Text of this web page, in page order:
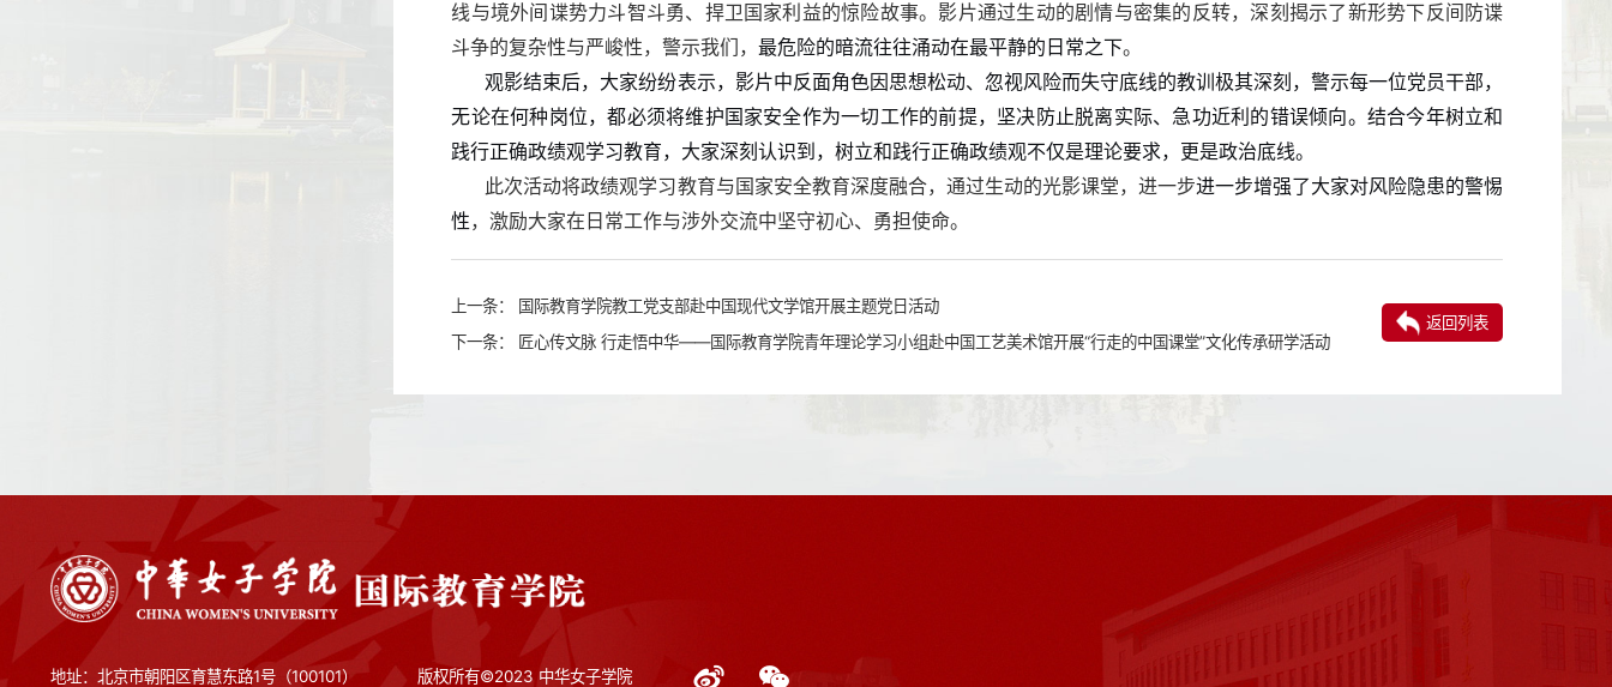
线与境外间谍势力斗智斗勇、捍卫国家利益的惊险故事。影片通过生动的剧情与密集的反转，深刻揭示了新形势下反间防谍
斗争的复杂性与严峻性，警示我们，最危险的暗流往往涌动在最平静的日常之下。
观影结束后，大家纷纷表示，影片中反面角色因思想松动、忽视风险而失守底线的教训极其深刻，警示每一位党员干部，
无论在何种岗位，都必须将维护国家安全作为一切工作的前提，坚决防止脱离实际、急功近利的错误倾向。 结合今年树立和
践行正确政绩观学习教育，大家深刻认识到，树立和践行正确政绩观不仅是理论要求，更是政治底线。
此次活动将政绩观学习教育与国家安全教育深度融合，通过生动的光影课堂，进一步进一步增强了大家对风险隐患的警惕
性，激励大家在日常工作与涉外交流中坚守初心、勇担使命。
上一条：
国际教育学院教工党支部赴中国现代文学馆开展主题党日活动
下一条：
匠心传文脉 行走悟中华——国际教育学院青年理论学习小组赴中国工艺美术馆开展“行走的中国课堂”文化传承研学活动
返回列表
地址：北京市朝阳区育慧东路1号（100101） 版权所有©2023 中华女子学院